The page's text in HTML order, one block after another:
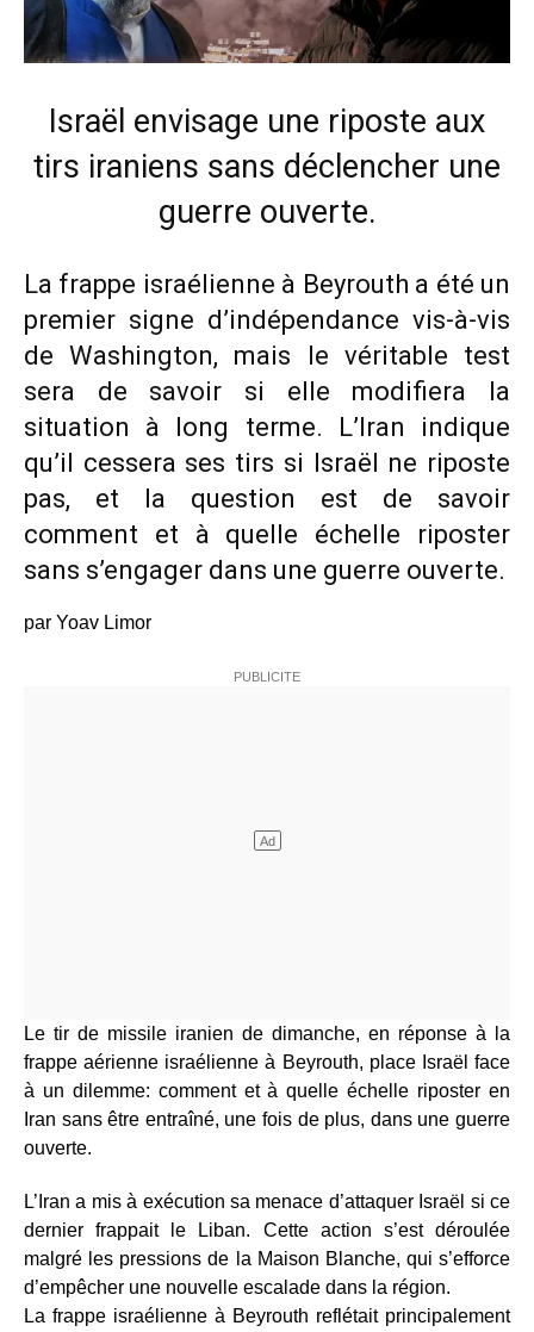
Israël envisage une riposte aux
tirs iraniens sans déclencher une
guerre ouverte.
La frappe israélienne à Beyrouth a été un
premier signe d’indépendance vis-à-vis
de Washington, mais le véritable test
sera de savoir si elle modifiera la
situation à long terme. L’Iran indique
qu’il cessera ses tirs si Israël ne riposte
pas, et la question est de savoir
comment et à quelle échelle riposter
sans s’engager dans une guerre ouverte.
par Yoav Limor
Le tir de missile iranien de dimanche, en réponse à la
frappe aérienne israélienne à Beyrouth, place Israël face
à un dilemme: comment et à quelle échelle riposter en
Iran sans être entraîné, une fois de plus, dans une guerre
ouverte.
L’Iran a mis à exécution sa menace d’attaquer Israël si ce
dernier frappait le Liban. Cette action s’est déroulée
malgré les pressions de la Maison Blanche, qui s’efforce
d’empêcher une nouvelle escalade dans la région.
La frappe israélienne à Beyrouth reflétait principalement